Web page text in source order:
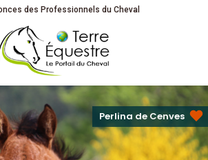
des Professionnels du Cheval
Perlina de Cenves